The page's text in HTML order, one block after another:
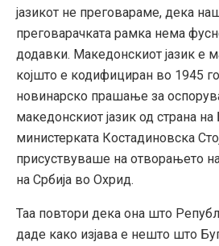
јазикот не преговараме, дека
преговарачката рамка нема
додавки. Македонскиот јазик е
којшто е кодифициран во 1945
новинарско прашање за
македонскиот јазик од страна на
министерката Костадиновска
присуствуваше на отворањето
на Србија во Охрид.
Таа повтори дека она што
даде како изјава е нешто што